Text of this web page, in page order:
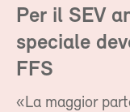
Per il SEV
speciale
FFS
«La maggior